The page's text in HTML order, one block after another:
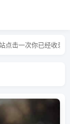
一次你已经收录的